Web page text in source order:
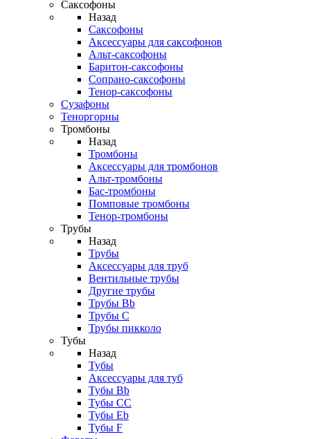
Саксофоны
Назад
Саксофоны
Аксессуары для саксофонов
Альт-саксофоны
Баритон-саксофоны
Сопрано-саксофоны
Тенор-саксофоны
Сузафоны
Теноргорны
Тромбоны
Назад
Тромбоны
Аксессуары для тромбонов
Альт-тромбоны
Бас-тромбоны
Помповые тромбоны
Тенор-тромбоны
Трубы
Назад
Трубы
Аксессуары для труб
Вентильные трубы
Другие трубы
Трубы Bb
Трубы C
Трубы пикколо
Тубы
Назад
Тубы
Аксессуары для туб
Тубы Bb
Тубы CC
Тубы Eb
Тубы F